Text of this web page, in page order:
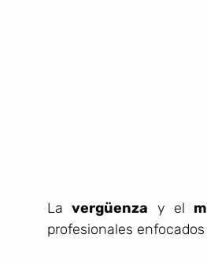
Lavergüenza y el
profesionales